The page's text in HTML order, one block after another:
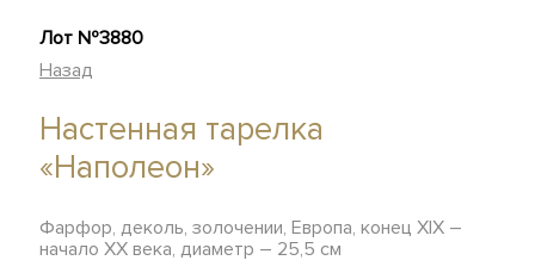
Лот №3880
Назад
Настенная тарелка
«Наполеон»
Фарфор, деколь, золочении, Европа, конец XIX –
начало XX века, диаметр – 25,5 см